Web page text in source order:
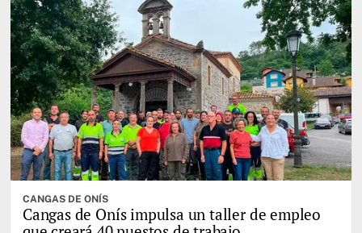
CANGAS DE ONÍS
Cangas de Onís impulsa un taller de empleo